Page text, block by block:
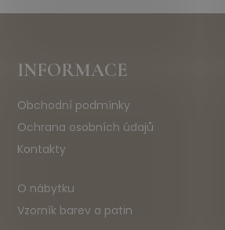
INFORMACE
Obchodní podmínky
Ochrana osobních údajů
Kontakty
O nábytku
Vzorník barev a patin